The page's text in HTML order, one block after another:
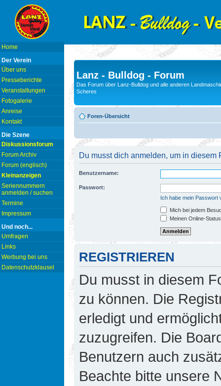
Home
Der Verein
Über uns
Presseberichte
Veranstaltungen
Fotogalerie
Anreise
Kontakt
Die Szene
Diskussionsforum
Forum Archiv
Forum (englisch)
Kleinanzeigen
Seriennummern
anmelden / suchen
Termine
Impressum
Und noch...
Umfragen
Links
Werbung bei uns
Datenschutzklausel
Lanz - Bulldog - Forum
Das Forum über Lanz-Bulldog und alle anderen
Scheres
Foren-Übersicht
Du musst dich anmelden, um in diesem
Benutzername:
Passwort:
Ich habe mein Passwort
Mich bei jedem
Meinen Online-
REGISTRIEREN
Du musst in diesem
zu können. Die
erledigt und
zuzugreifen. Die
Benutzern auch
Beachte bitte unsere